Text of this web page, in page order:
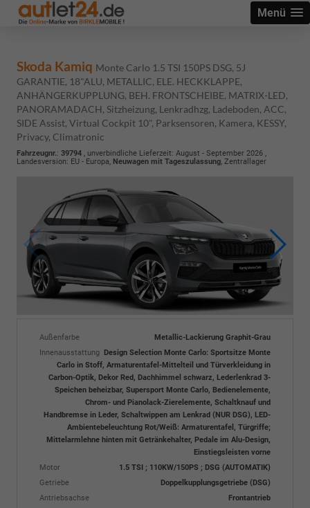
Menü
Skoda Kamiq Monte Carlo 1.5 TSI 150PS DSG, 5J
GARANTIE, 18"ALU, METALLIC, ELE. HECKKLAPPE,
ANHÄNGERKUPPLUNG, BEH. FRONTSCHEIBE, MATRIX-LED,
PANORAMADACH, Sitzheizung, Lenkradhzg, Ladeboden, ACC,
SIDE Assist, Virtual Cockpit 10", Parksensoren, Kamera, KESSY,
Privacy, Climatronic
Fahrzeugnr.: 39794 , unverbindliche Lieferzeit: August - September 2026 ,
Landesversion: EU - Europa, Neuwagen mit Tageszulassung, Zentrallager
Außenfarbe
Metallic-Lackierung Graphit-Grau
Innenausstattung
Design Selection Monte Carlo: Sportsitze Monte
Carlo in Stoff, Armaturentafel-Mittelteil und Türverkleidung in
Carbon-Optik, Dekor Red, Dachhimmel schwarz, Lederlenkrad 3-
Speichen beheizbar, Supersport Monte Carlo, Bedienelemente,
Chrom- und Pianolack-Zierelemente, Schaltknauf und
Handbremse in Leder, Schaltwippen am Lenkrad (NUR DSG), LED-
Ambientebeleuchtung Rot/Weiß: Armaturentafel, Türgriffe;
Mittelarmlehne hinten mit Getränkehalter, Pedale im Alu-Design,
Einstiegsleisten vorne
Motor
1.5 TSI ; 110KW/150PS ; DSG (AUTOMATIK)
Getriebe
Doppelkupplungsgetriebe (DSG)
Antriebsachse
Frontantrieb